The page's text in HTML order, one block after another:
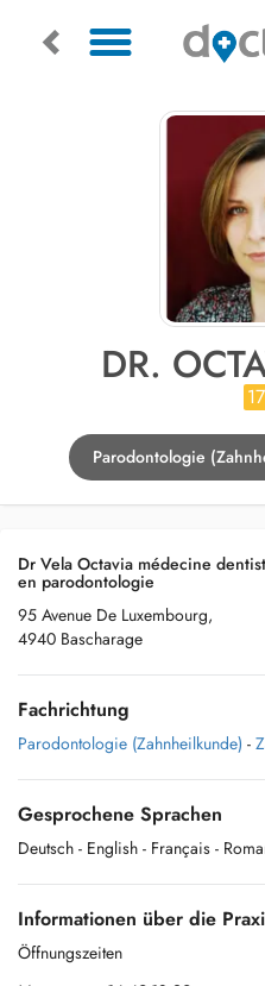
DR.
17
Parodontologie
Dr Vela Octavia médecine
en parodontologie
95 Avenue De Luxembourg,
4940 Bascharage
Fachrichtung
Parodontologie (Zahnheilkunde) -
Gesprochene Sprachen
Deutsch - English - Français -
Informationen über die
Öffnungszeiten